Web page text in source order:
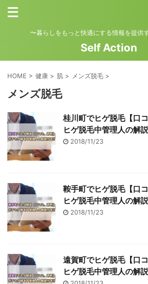
〜暮らしをもっと快適にする情報を提供
Self Action
HOME > 健康 > 肌 > メンズ脱毛 >
メンズ脱毛
桂川町でヒゲ脱毛【口
ヒゲ脱毛中管理人の解
2018/11/23
鞍手町でヒゲ脱毛【口
ヒゲ脱毛中管理人の解
2018/11/23
遠賀町でヒゲ脱毛【口
ヒゲ脱毛中管理人の解